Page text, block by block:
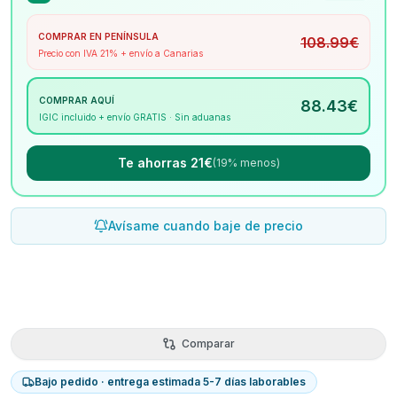
COMPRAR EN PENÍNSULA
Precio con IVA 21% + envío a Canarias
108.99€
COMPRAR AQUÍ
IGIC incluido + envío GRATIS · Sin aduanas
88.43€
Te ahorras 21€(19% menos)
Avísame cuando baje de precio
Comparar
Bajo pedido · entrega estimada 5-7 días laborables